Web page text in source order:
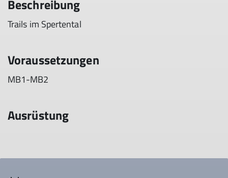
Beschreibung
Trails im Spertental
Voraussetzungen
MB1-MB2
Ausrüstung